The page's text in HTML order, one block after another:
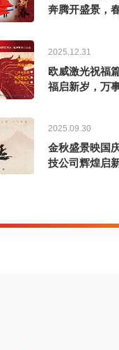
奔腾开盛景，
2025.12.31
欧威激光祝福
福启新岁，万
2025.09.30
金秋盛景映国
技公司辉煌启